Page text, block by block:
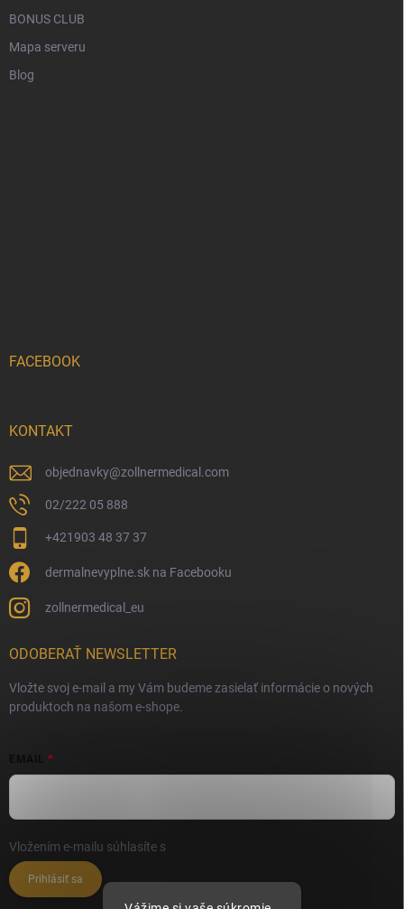
BONUS CLUB
Mapa serveru
Blog
FACEBOOK
KONTAKT
objednavky@zollnermedical.com
02/222 05 888
+421903 48 37 37
dermalnevyplne.sk na Facebooku
zollnermedical_eu
ODOBERAŤ NEWSLETTER
Vložte svoj e-mail a my Vám budeme zasielať informácie o nových
produktoch na našom e-shope.
Vložením e-mailu súhlasíte s
Prihlásiť sa